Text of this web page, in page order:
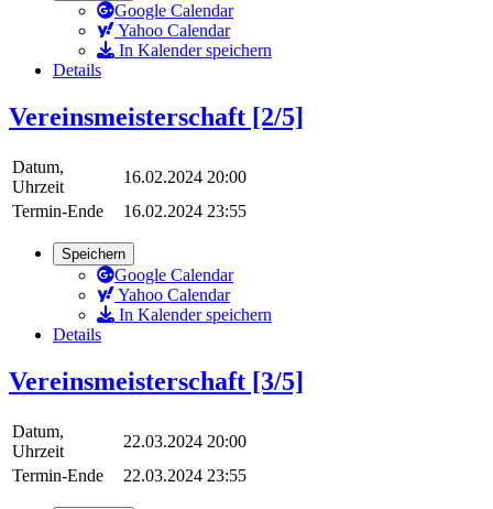
Google Calendar
Yahoo Calendar
In Kalender speichern
Details
Vereinsmeisterschaft [2/5]
Datum,
Uhrzeit
16.02.2024 20:00
Termin-Ende
16.02.2024 23:55
Speichern
Google Calendar
Yahoo Calendar
In Kalender speichern
Details
Vereinsmeisterschaft [3/5]
Datum,
Uhrzeit
22.03.2024 20:00
Termin-Ende
22.03.2024 23:55